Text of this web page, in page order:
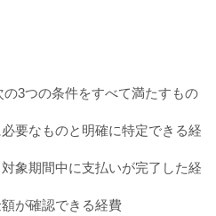
3つの条件をすべて満たすもの
要なものと明確に特定できる経
象期間中に支払いが完了した経
が確認できる経費